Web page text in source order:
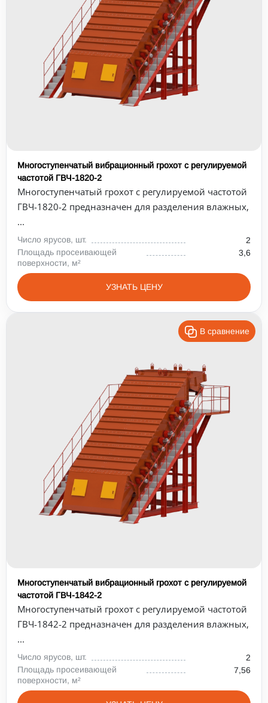
Многоступенчатый вибрационный грохот с регулируемой
частотой ГВЧ-1820-2
Многоступенчатый грохот с регулируемой частотой
ГВЧ-1820-2 предназначен для разделения влажных,
...
Число ярусов, шт.
2
Площадь просеивающей
поверхности, м²
3,6
УЗНАТЬ ЦЕНУ
В сравнение
Многоступенчатый вибрационный грохот с регулируемой
частотой ГВЧ-1842-2
Многоступенчатый грохот с регулируемой частотой
ГВЧ-1842-2 предназначен для разделения влажных,
...
Число ярусов, шт.
2
Площадь просеивающей
поверхности, м²
7,56